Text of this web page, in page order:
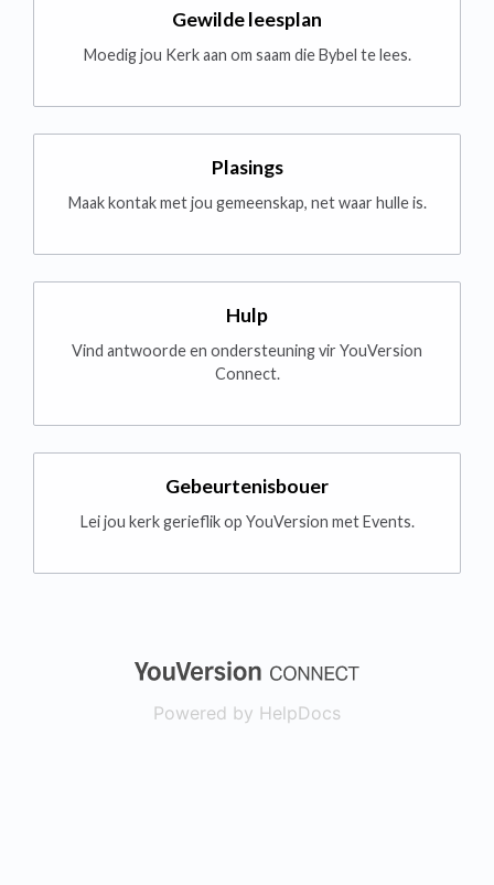
Gewilde leesplan
Moedig jou Kerk aan om saam die Bybel te lees.
Plasings
Maak kontak met jou gemeenskap, net waar hulle is.
Hulp
Vind antwoorde en ondersteuning vir YouVersion
Connect.
Gebeurtenisbouer
Lei jou kerk gerieflik op YouVersion met Events.
(opens in a
Powered by HelpDocs